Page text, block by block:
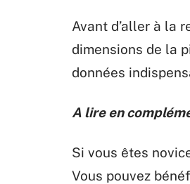
Avant d’aller à la
dimensions de la
données
A lire en
Si vous êtes
Vous pouvez